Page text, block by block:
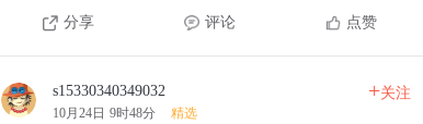
分享 评论 点赞
s15330340349032
10月24日 9时48分 精选
+关注